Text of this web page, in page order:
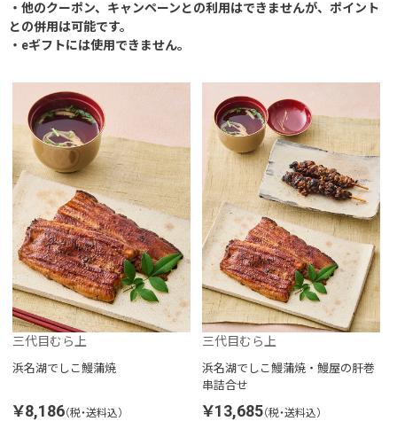
・他のクーポン、キャンペーンとの利用はできませんが、ポイント
との併用は可能です。
・eギフトには使用できません。
三代目むら上
浜名湖でしこ鰻蒲焼
￥8,186（税・送料込）
三代目むら上
浜名湖でしこ鰻蒲焼・鰻屋の肝巻
串詰合せ
￥13,685（税・送料込）